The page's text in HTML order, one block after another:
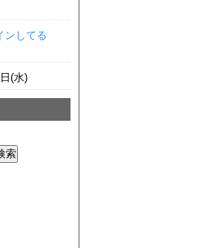
ンしてる
(水)